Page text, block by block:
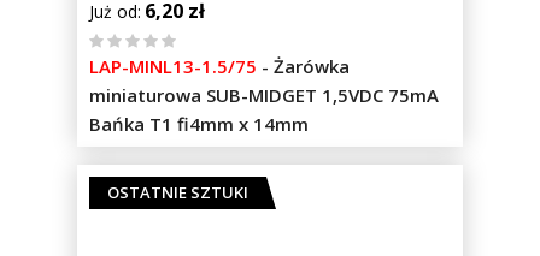
Już od 6,20 zł
%
100
LAP-MINL13-1.5/75 - Żarówka
miniaturowa SUB-MIDGET 1,5VDC 75mA
Bańka T1 fi4mm x 14mm
OSTATNIE SZTUKI